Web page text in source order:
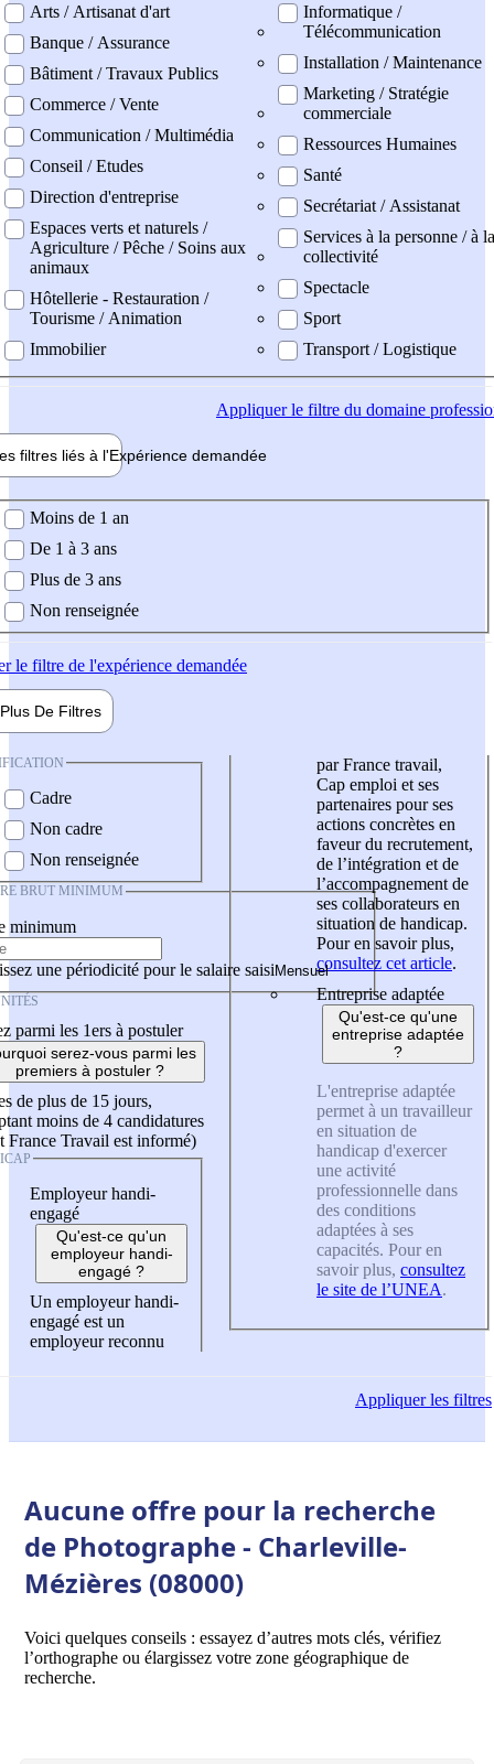
Arts / Artisanat d'art
Banque / Assurance
Bâtiment / Travaux Publics
Commerce / Vente
Communication / Multimédia
Conseil / Etudes
Direction d'entreprise
Espaces verts et naturels /
Agriculture / Pêche / Soins aux
animaux
Hôtellerie - Restauration /
Tourisme / Animation
Immobilier
Informatique /
Télécommunication
Installation / Maintenance
Marketing / Stratégie
commerciale
Ressources Humaines
Santé
Secrétariat / Assistanat
Services à la personne / à la
collectivité
Spectacle
Sport
Transport / Logistique
Appliquerle filtre du domaine
filtres liés à l'Expérience demandée
demandée
Moins de 1 an
De 1 à 3 ans
Plus de 3 ans
Non renseignée
le filtre de l'expérience demandée
Plus De Filtres
Cadre
Non cadre
Non renseignée
BRUT MINIMUM
minimum
une périodicité pour le salaire saisi
parmi les 1ers à postuler
serez-vous parmi les
premiers à postuler ?
de plus de 15 jours,
moins de 4 candidatures
France Travail est informé)
Employeur handi-
engagé
Qu'est-ce qu'un
employeur handi-
engagé ?
Un employeur handi-
engagé est un
employeur reconnu
par France travail,
Cap emploi et ses
partenaires pour ses
actions concrètes en
faveur du recrutement,
de l’intégration et de
l’accompagnement de
ses collaborateurs en
situation de handicap.
Pour en savoir plus,
consultez cet article.
Entreprise adaptée
Qu'est-ce qu'une
entreprise adaptée
?
L'entreprise adaptée
permet à un travailleur
en situation de
handicap d'exercer
une activité
professionnelle dans
des conditions
adaptées à ses
capacités. Pour en
savoir plus, consultez
le site de l’UNEA.
Appliquerles filtres
Aucune offre pour la recherche
de Photographe - Charleville-
Mézières (08000)
Voici quelques conseils : essayez d’autres mots clés, vérifiez
l’orthographe ou élargissez votre zone géographique de
recherche.